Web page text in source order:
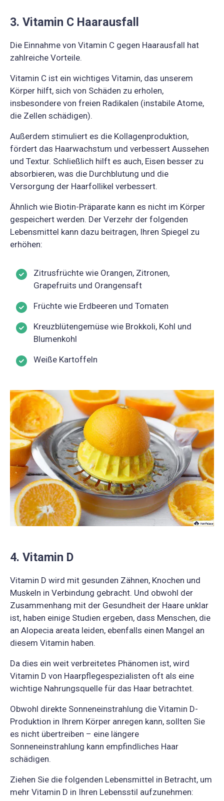
3. Vitamin C Haarausfall
Die Einnahme von Vitamin C gegen Haarausfall hat
zahlreiche Vorteile.
Vitamin C ist ein wichtiges Vitamin, das unserem
Körper hilft, sich von Schäden zu erholen,
insbesondere von freien Radikalen (instabile Atome,
die Zellen schädigen).
Außerdem stimuliert es die Kollagenproduktion,
fördert das Haarwachstum und verbessert Aussehen
und Textur. Schließlich hilft es auch, Eisen besser zu
absorbieren, was die Durchblutung und die
Versorgung der Haarfollikel verbessert.
Ähnlich wie Biotin-Präparate kann es nicht im Körper
gespeichert werden. Der Verzehr der folgenden
Lebensmittel kann dazu beitragen, Ihren Spiegel zu
erhöhen:
Zitrusfrüchte wie Orangen, Zitronen,
Grapefruits und Orangensaft
Früchte wie Erdbeeren und Tomaten
Kreuzblütengemüse wie Brokkoli, Kohl und
Blumenkohl
Weiße Kartoffeln
4. Vitamin D
Vitamin D wird mit gesunden Zähnen, Knochen und
Muskeln in Verbindung gebracht. Und obwohl der
Zusammenhang mit der Gesundheit der Haare unklar
ist, haben einige Studien ergeben, dass Menschen, die
an Alopecia areata leiden, ebenfalls einen Mangel an
diesem Vitamin haben.
Da dies ein weit verbreitetes Phänomen ist, wird
Vitamin D von Haarpflegespezialisten oft als eine
wichtige Nahrungsquelle für das Haar betrachtet.
Obwohl direkte Sonneneinstrahlung die Vitamin D-
Produktion in Ihrem Körper anregen kann, sollten Sie
es nicht übertreiben – eine längere
Sonneneinstrahlung kann empfindliches Haar
schädigen.
Ziehen Sie die folgenden Lebensmittel in Betracht, um
mehr Vitamin D in Ihren Lebensstil aufzunehmen: